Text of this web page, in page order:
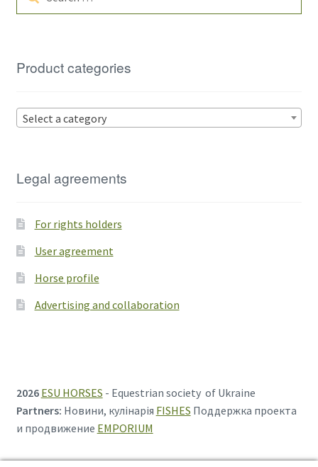
Product categories
Select a category
Legal agreements
For rights holders
User agreement
Horse profile
Advertising and collaboration
2026 ESU HORSES - Equestrian society of Ukraine
Partners: Новини, кулінарія FISHES Поддержка проекта
и продвижение EMPORIUM